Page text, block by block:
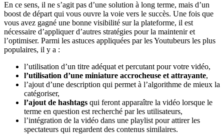
En ce sens, il ne s’agit pas d’une solution à long terme, mais d’un
boost de départ qui vous ouvre la voie vers le succès. Une fois que
vous avez gagné une bonne visibilité sur la plateforme, il est
nécessaire d’appliquer d’autres stratégies pour la maintenir et
l’optimiser. Parmi les astuces appliquées par les Youtubeurs les plus
populaires, il y a :
l’utilisation d’un titre adéquat et percutant pour votre vidéo,
l’utilisation d’une miniature accrocheuse et attrayante,
l’ajout d’une description qui permet à l’algorithme de mieux la
catégoriser,
l’ajout de hashtags qui feront apparaître la vidéo lorsque le
terme en question est recherché par les utilisateurs,
l’intégration de la vidéo dans une playlist pour attirer les
spectateurs qui regardent des contenus similaires.